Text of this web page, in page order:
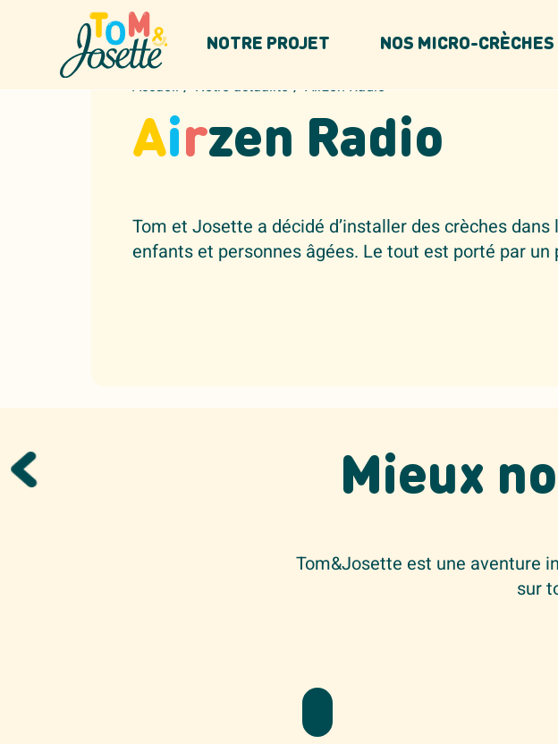
NOTRE PROJET NOS MICRO-CRÈCHES
Accueil/Notre actualité/Airzen Radio
Airzen Radio
Tom et Josette a décidé d’installer des crèches
enfants et personnes âgées. Le tout est porté par
Mieux
Tom&Josette est une aventure
sur
Panneau de gestion des cookies